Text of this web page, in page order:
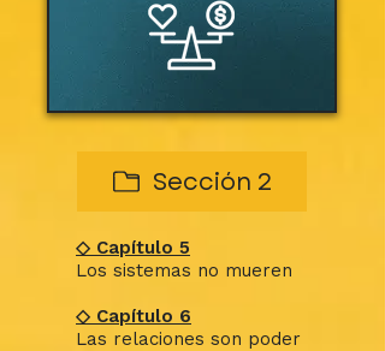
Sección 2
◇ Capítulo 5
Los sistemas no mueren
◇ Capítulo 6
Las relaciones son poder